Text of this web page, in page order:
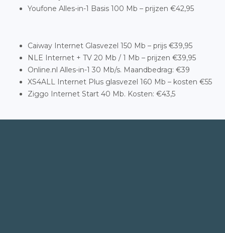
Youfone Alles-in-1 Basis 100 Mb – prijzen €42,95
Caiway Internet Glasvezel 150 Mb – prijs €39,95
NLE Internet + TV 20 Mb / 1 Mb – prijzen €39,95
Online.nl Alles-in-1 30 Mb/s. Maandbedrag: €39
XS4ALL Internet Plus glasvezel 160 Mb – kosten €55
Ziggo Internet Start 40 Mb. Kosten: €43,5